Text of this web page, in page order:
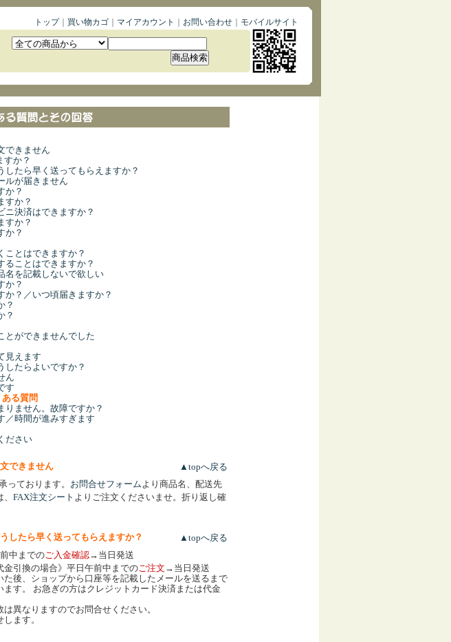
トップ｜ 買い物カゴ マイアカウント お問い合わせ モバイルサイト
できません
すか？
したら早く送ってもらえますか？
ルが届きません
か？
すか？
ニ決済はできますか？
すか？
か？
ことはできますか？
ることはできますか？
名を記載しないで欲しい
か？
か？／いつ頃届きますか？
？
？
とができませんでした
見えます
したらよいですか？
ん
す
る質問
りません。故障ですか？
／時間が進みすぎます
ださい
できません
▲topへ戻る
っております。 お問合せフォーム より商品名、配送先
FAX注文シート よりご注文くださいませ。折り返し確
したら早く送ってもらえますか？
▲topへ戻る
中までの ご入金確認→当日発送
金引換の場合》平日午前中までのご注文 →当日発送
後、ショップから口座等を記載したメールを送るまで
ます。 お急ぎの方はクレジットカード決済または代金
異なりますのでお問合せください。
ます。